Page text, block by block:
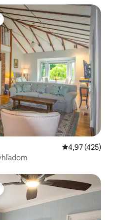
Priemerné
4,97 (425)